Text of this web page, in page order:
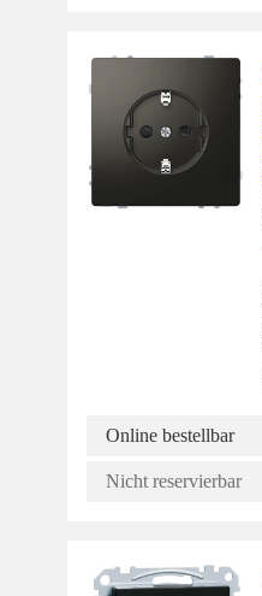
Online bestellbar
Nicht reservierbar